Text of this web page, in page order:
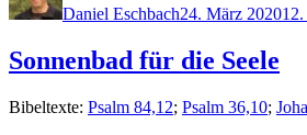
Daniel Eschbach24. März 2020
Sonnenbad für die Seele
Bibel­texte: Psalm 84,12; Psalm 36,10;